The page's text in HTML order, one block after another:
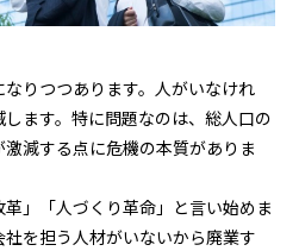
りつつあります。人がいなけれ
ます。特に問題なのは、総人口の
減する点に危機の本質がありま
」「人づくり革命」と言い始めま
を担う人材がいないから廃業す